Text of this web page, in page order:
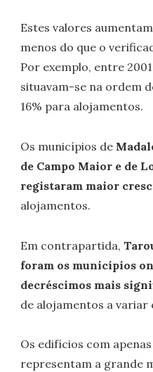
Estes valores
menos do que o
Por exemplo, entre
situavam-se na ordem
16% para alojamentos.
Os municípios de
de Campo Maior e de
registaram maior
alojamentos.
Em contrapartida,
foram os municípios
decréscimos mais
de alojamentos a variar
Os edifícios com
representam a grande